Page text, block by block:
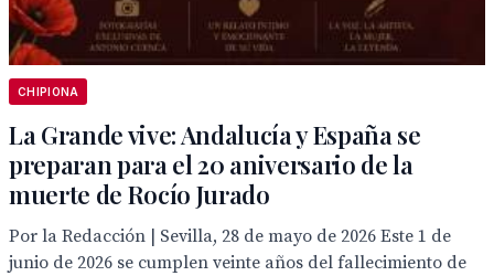
CHIPIONA
La Grande vive: Andalucía y España se
preparan para el 20 aniversario de la
muerte de Rocío Jurado
Por la Redacción | Sevilla, 28 de mayo de 2026 Este 1 de
junio de 2026 se cumplen veinte años del fallecimiento de